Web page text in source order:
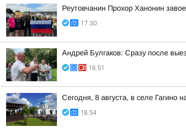
Реутовчанин Прохор Ханонин
17:30
Андрей Булгаков: Сразу после
18:51
Сегодня, 8 августа, в селе
18:54